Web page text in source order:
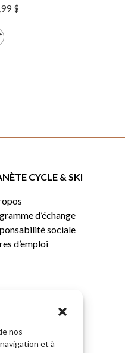
nos
et à
$
CYCLE & SKI
d’échange
sociale
d’emploi